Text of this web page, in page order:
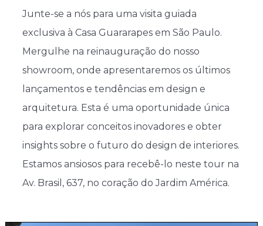
Junte-se a nós para uma visita guiada
exclusiva à Casa Guararapes em São Paulo.
Mergulhe na reinauguração do nosso
showroom, onde apresentaremos os últimos
lançamentos e tendências em design e
arquitetura. Esta é uma oportunidade única
para explorar conceitos inovadores e obter
insights sobre o futuro do design de interiores.
Estamos ansiosos para recebê-lo neste tour na
Av. Brasil, 637, no coração do Jardim América.